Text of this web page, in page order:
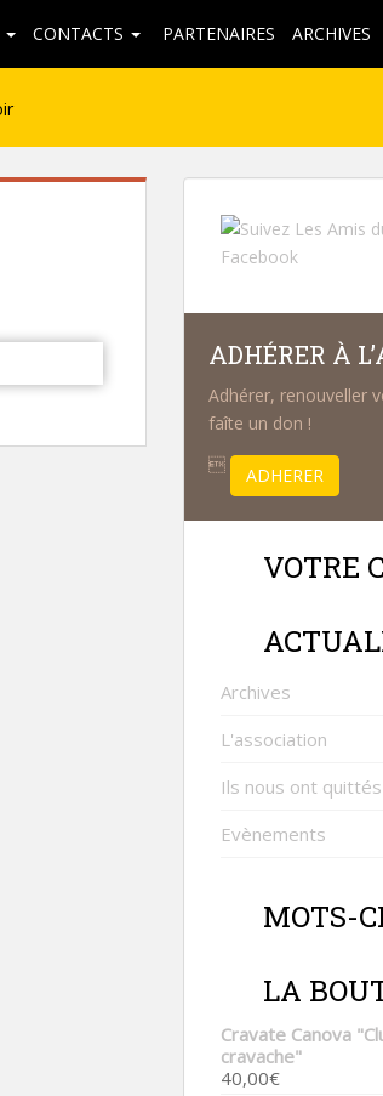
CONTACTS PARTENAIRES ARCHIVES
ADHÉRER À
Adhérer, renouveller
faîte un don !

ADHERER
VOTRE
Archives
L'association
Ils nous ont quittés
Evènements
MOTS-
LA
Cravate Canova
cravache"
40,00€